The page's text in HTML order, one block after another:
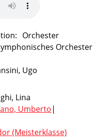
Orchester
Orchester
Ugo
Lina
Umberto|
(Meisterklasse)